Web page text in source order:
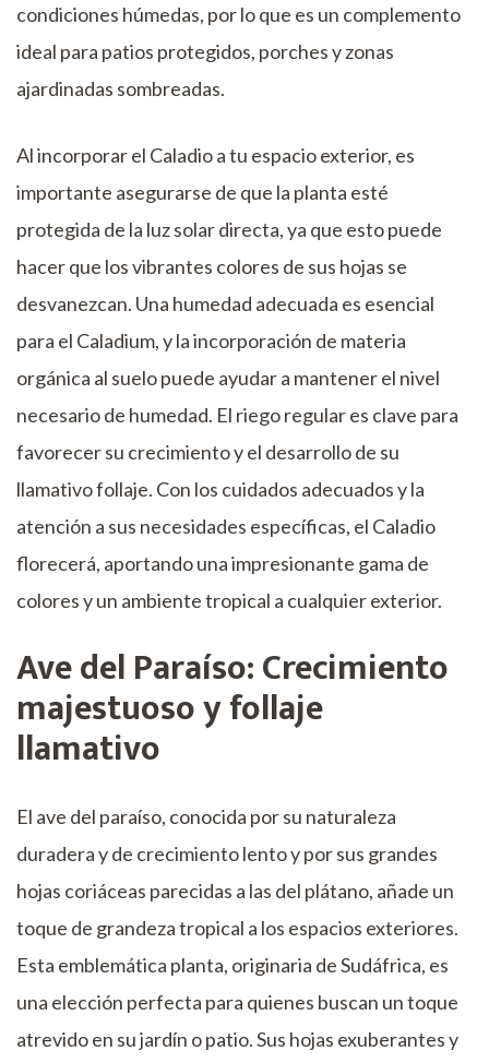
condiciones húmedas, por lo que es un complemento
ideal para patios protegidos, porches y zonas
ajardinadas sombreadas.
Al incorporar el Caladio a tu espacio exterior, es
importante asegurarse de que la planta esté
protegida de la luz solar directa, ya que esto puede
hacer que los vibrantes colores de sus hojas se
desvanezcan. Una humedad adecuada es esencial
para el Caladium, y la incorporación de materia
orgánica al suelo puede ayudar a mantener el nivel
necesario de humedad. El riego regular es clave para
favorecer su crecimiento y el desarrollo de su
llamativo follaje. Con los cuidados adecuados y la
atención a sus necesidades específicas, el Caladio
florecerá, aportando una impresionante gama de
colores y un ambiente tropical a cualquier exterior.
Ave del Paraíso: Crecimiento
majestuoso y follaje
llamativo
El ave del paraíso, conocida por su naturaleza
duradera y de crecimiento lento y por sus grandes
hojas coriáceas parecidas a las del plátano, añade un
toque de grandeza tropical a los espacios exteriores.
Esta emblemática planta, originaria de Sudáfrica, es
una elección perfecta para quienes buscan un toque
atrevido en su jardín o patio. Sus hojas exuberantes y